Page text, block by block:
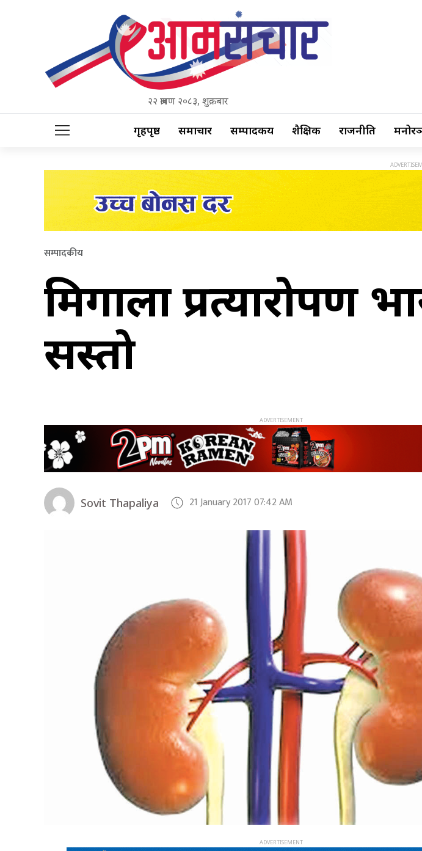
२२ श्रावण २०८३, शुक्रबार
गृहपृष्ठ समाचार सम्पादकीय शैक्षिक राजनीति
सम्पादकीय
मिर्गौला प्रत्यारोपण
सस्तो
Sovit Thapaliya 21 January 2017 07:42 AM